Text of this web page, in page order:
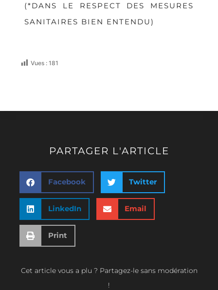
(*DANS LE RESPECT DES MESURES
SANITAIRES BIEN ENTENDU)
Vues : 181
PARTAGER L'ARTICLE
Facebook Twitter
LinkedIn Email
Print
Cet article vous a plu ? Partagez-le sans modération
!